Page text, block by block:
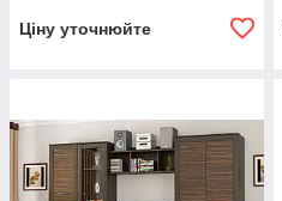
Ціну уточнюйте